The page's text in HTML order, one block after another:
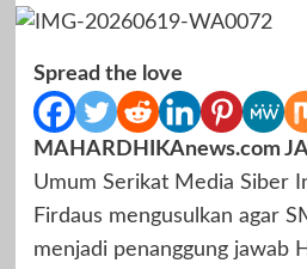
Spread the love
MAHARDHIKAnews.com
Umum Serikat Media Siber
Firdaus mengusulkan agar
menjadi penanggung jawab